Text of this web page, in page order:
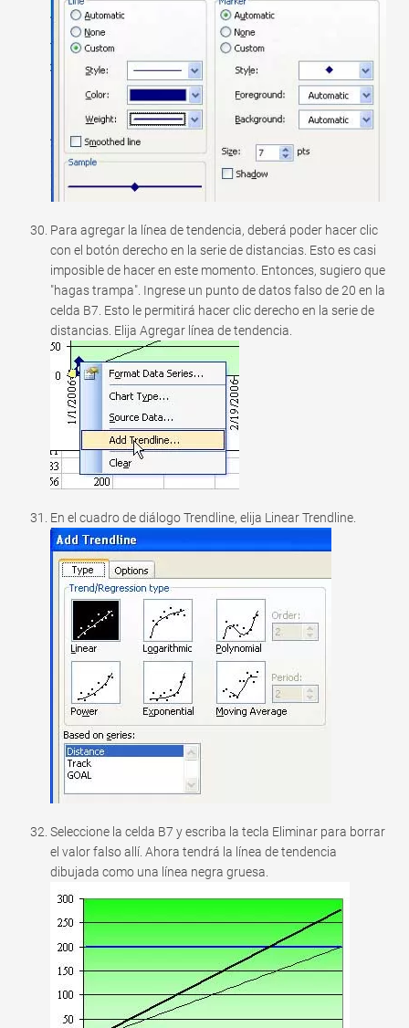
Para agregar la línea de tendencia, deberá poder hacer clic
con el botón derecho en la serie de distancias. Esto es casi
imposible de hacer en este momento. Entonces, sugiero que
"hagas trampa". Ingrese un punto de datos falso de 20 en la
celda B7. Esto le permitirá hacer clic derecho en la serie de
distancias. Elija Agregar línea de tendencia.
En el cuadro de diálogo Trendline, elija Linear Trendline.
Seleccione la celda B7 y escriba la tecla Eliminar para borrar
el valor falso allí. Ahora tendrá la línea de tendencia
dibujada como una línea negra gruesa.